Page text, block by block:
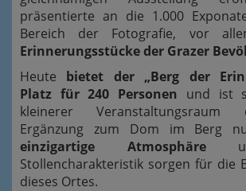
präsentierte an die 1.000
Bereich der Fotografie, vor
Erinnerungsstücke der Grazer
Heute bietet der „Berg der
Platz für 240 Personen und ist
kleinerer
Ergänzung zum Dom im Berg
einzigartige Atmosphäre
Stollencharakteristik sorgen für die
dieses Ortes.